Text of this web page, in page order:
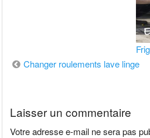
Navigation
Changer roulements lave linge
Laisser un commentaire
Votre adresse e-mail ne sera pas